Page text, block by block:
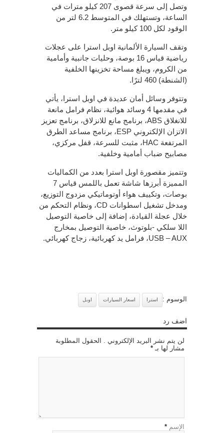
وتصل إلى سرعة قصوى 207 كيلو مترات في
الساعة، وتستهلك في المتوسط 6.2 لتر من
الوقود لكل 100 كيلو متر.
وتقف السيارة الألمانية اوبل استرا على عجلات
رياضية قياس 16 بوصة، وحليات جانبية وأمامية
من الكروم، ويبلغ مساحة تخزينها الخلفية
(الشنطة) 460 لترًا.
وتتوفر وسائل أمان عديدة في اوبل استرا، يأتي
في مقدمها 4 وسائد هوائية، نظام فرامل مانعة
للانغلاق ABS، برنامج مانع للانزلاق، برنامج تعزيز
الاتزان الإلكتروني ESP، برنامج مساعد الطرق
المرتفعة HAC، مثبت للسرعة، قفل مركزي،
مصابيح ضباب أمامية وخلفية.
وتتميز مقصورة اوبل استرا بعدد من الكماليات
المميزة أبرزها شاشة تعمل باللمس قياس 7
بوصات، وتكييف هواء أوتوماتيكي مزدوج التوزيع،
ومدخل تشغيل اسطوانات CD، ونظام التحكم من
خلال عجلة القيادة، إضافة إلى خاصية التوصيل
اللا سلكي -بلوتوث، خاصية التوصيل بمخارج
USB – AUX، فرامل يد كهربائية، زجاج كهربائي.
الوسوم : استرا اسعار السيارات اوبل
اضف رد
لن يتم نشر البريد الإلكتروني . الحقول المطلوبة
مشار لها بـ *
الإسم *